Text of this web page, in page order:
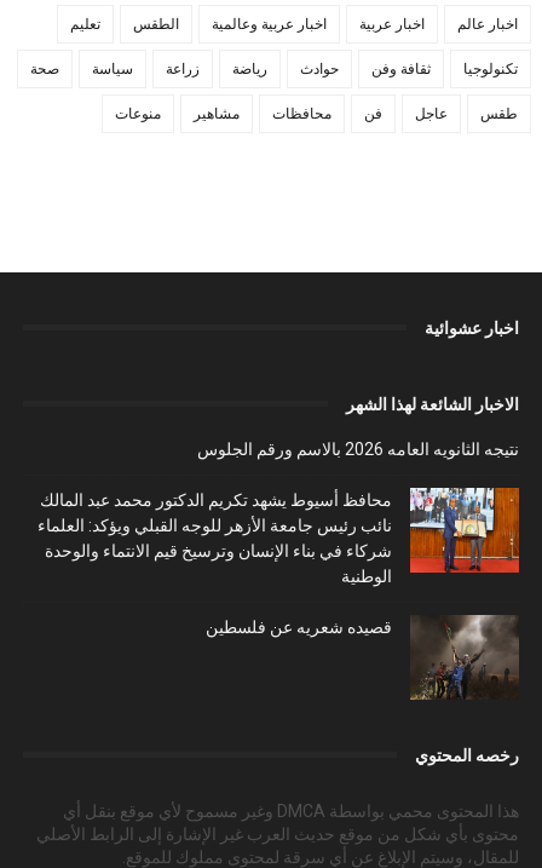
اخبار عالم اخبار عربية اخبار عربية وعالمية الطقس تعليم
تكنولوجيا ثقافة وفن حوادث رياضة زراعة سياسة صحة
طقس عاجل فن محافظات مشاهير منوعات
اخبار عشوائية
الاخبار الشائعة لهذا الشهر
نتيجه الثانويه العامه 2026 بالاسم ورقم الجلوس
محافظ أسيوط يشهد تكريم الدكتور محمد عبد المالك
نائب رئيس جامعة الأزهر للوجه القبلي ويؤكد: العلماء
شركاء في بناء الإنسان وترسيخ قيم الانتماء والوحدة
الوطنية
قصيده شعريه عن فلسطين
رخصه المحتوي
هذا المحتوى محمي بواسطة DMCA وغير مسموح لأي موقع بنقل أي
محتوى بأي شكل من موقع حديث العرب غير الإشارة إلى الرابط الأصلي
للمقال، وسيتم الإبلاغ عن أي سرقة لمحتوى مملوك للموقع.